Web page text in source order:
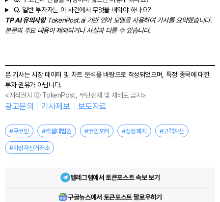
Q. 일반 투자자는 이 사건에서 무엇을 배워야 하나요?
TP AI 유의사항TokenPost.ai 기반 언어 모델을 사용하여 기사를 요약했습니다.
본문의 주요 내용이 제외되거나 사실과 다를 수 있습니다.
본 기사는 시장 데이터 및 차트 분석을 바탕으로 작성되었으며, 특정 종목에 대한
투자 권유가 아닙니다.
<저작권자 ⓒ TokenPost, 무단전재 및 재배포 금지>
광고문의 기사제보 보도자료
#쿠코인 #섹셸대법원 #코인포커 #상장폐지 #고객자산
#가상자산거래소
텔레그램에서 토큰포스트 속보 보기
구글뉴스에서 토큰포스트 팔로우하기